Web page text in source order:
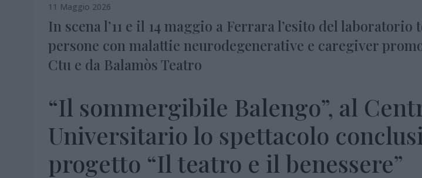
11 Maggio 2026
In scena l’11 e il 14 maggio a Ferrara l’esito del
persone con malattie neurodegenerative e caregiver
Ctu e da Balamòs Teatro
“Il sommergibile Balengo”, al
Universitario lo spettacolo
progetto “Il teatro e il benessere”